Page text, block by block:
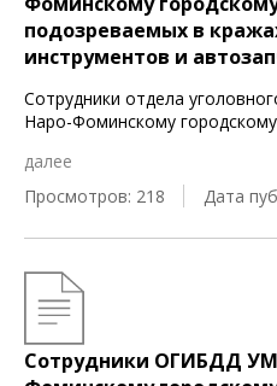
подозреваемых в
инструментов и
Сотрудники отдела
Наро-Фоминскому
далее
Просмотров: 218
Дата
Сотрудники ОГИБДД